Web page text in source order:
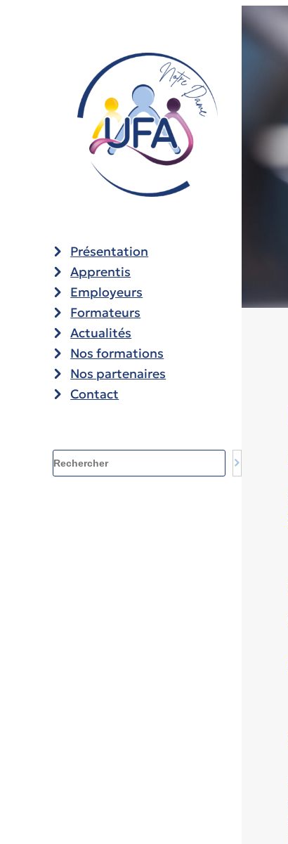
Présentation
Apprentis
Employeurs
Formateurs
Actualités
Nos formations
Nos partenaires
Contact
Rechercher